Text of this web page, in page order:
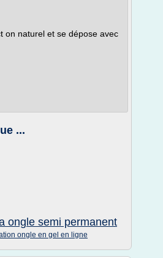
on naturel et se dépose avec
...
ongle semi permanent
ongle en gel en ligne